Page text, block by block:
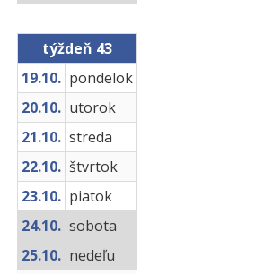
týždeň 43
19.10. pondelok
20.10. utorok
21.10. streda
22.10. štvrtok
23.10. piatok
24.10. sobota
25.10. nedeľu